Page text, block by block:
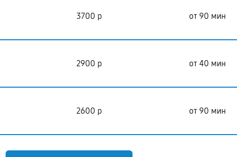
3700 р от 90 мин
2900 р от 40 мин
2600 р от 90 мин